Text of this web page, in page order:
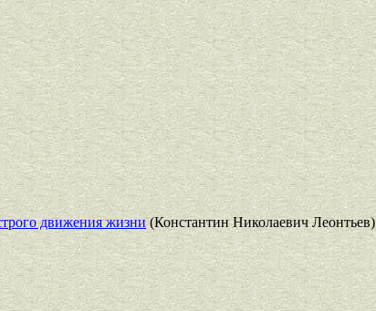
движения жизни(Константин Николаевич Леонтьев)